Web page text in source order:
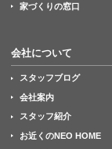
家づくりの窓口
会社について
スタッフブログ
会社案内
スタッフ紹介
お近くのNEO HOME